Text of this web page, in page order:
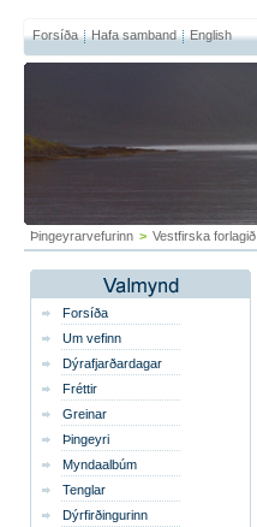
Forsíða Hafa samband English
Þingeyrarvefurinn > Vestfirska forlagið
Forsíða
Um vefinn
Dýrafjarðardagar
Fréttir
Greinar
Þingeyri
Myndaalbúm
Tenglar
Dýrfirðingurinn